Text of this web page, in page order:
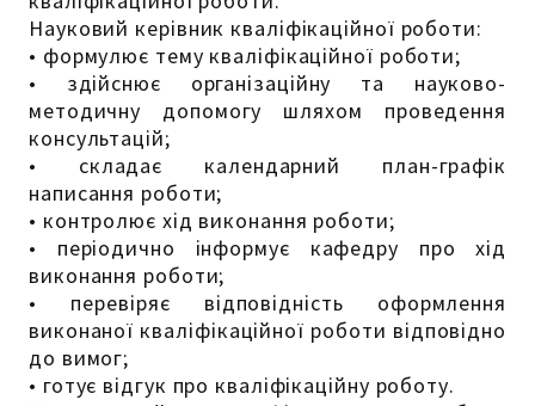
Науковий керівник кваліфікаційної роботи:
• формулює тему кваліфікаційної роботи;
• здійснює організаційну та науково-
методичну допомогу шляхом проведення
консультацій;
• складає календарний план-графік
написання роботи;
• контролює хід виконання роботи;
• періодично інформує кафедру про хід
виконання роботи;
• перевіряє відповідність оформлення
виконаної кваліфікаційної роботи відповідно
до вимог;
• готує відгук про кваліфікаційну роботу.